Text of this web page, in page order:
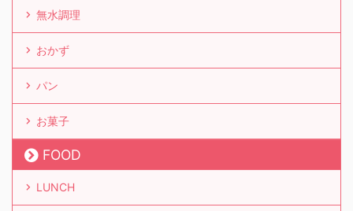
無水調理
おかず
パン
お菓子
FOOD
LUNCH